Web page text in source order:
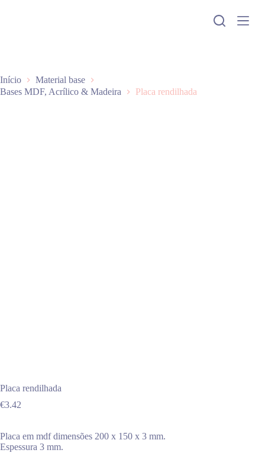
a
r
a
Início
Material base
Bases MDF, Acrílico & Madeira
Placa rendilhada
Placa rendilhada
€3.42
Placa em mdf dimensões 200 x 150 x 3 mm.
Espessura 3 mm.